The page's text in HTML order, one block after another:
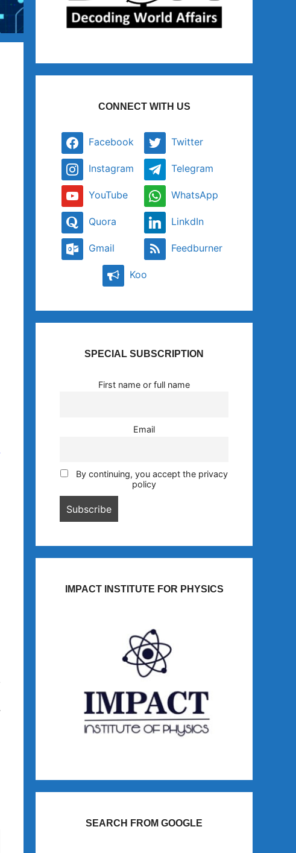
CONNECT WITH US
Facebook Twitter
Instagram Telegram
YouTube WhatsApp
Quora LinkdIn
Gmail Feedburner
Koo
SPECIAL SUBSCRIPTION
First name or full name
Email
By continuing, you accept the privacy
policy
IMPACT INSTITUTE FOR PHYSICS
SEARCH FROM GOOGLE